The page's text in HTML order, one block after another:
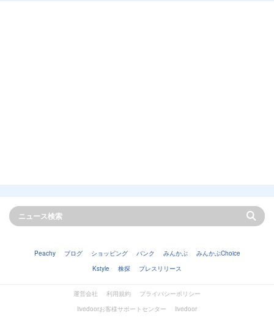
Peachy ブログ ショッピング バンク みんかぶ
みんかぶChoice
Kstyle
株探 プレスリリース
運営会社 利用規約
プライバシーポリシー
livedoorお客様サポートセンター
livedoor